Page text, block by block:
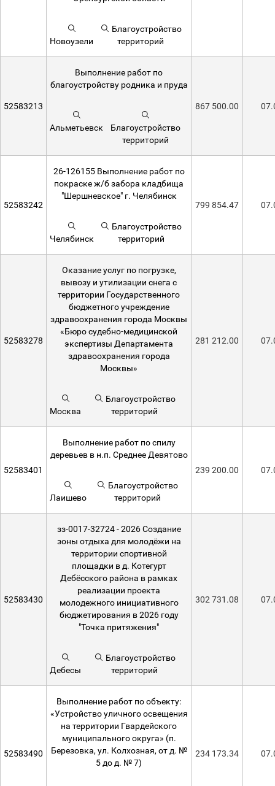
Новоузели
Благоустройство
территорий
52583213
Выполнение работ по
благоустройству родника и пруда
Альметьевск
Благоустройство
территорий
867 500.00
52583242
26-126155 Выполнение работ по
покраске ж/б забора кладбища
"Шершневское" г. Челябинск
Челябинск
Благоустройство
территорий
799 854.47
52583278
Оказание услуг по погрузке,
вывозу и утилизации снега с
территории Государственного
бюджетного учреждение
здравоохранения города Москвы
«Бюро судебно-медицинской
экспертизы Департамента
здравоохранения города
Москвы»
Москва
Благоустройство
территорий
281 212.00
52583401
Выполнение работ по спилу
деревьев в н.п. Среднее Девятово
Лаишево
Благоустройство
территорий
239 200.00
52583430
зз-0017-32724 - 2026 Создание
зоны отдыха для молодёжи на
территории спортивной
площадки в д. Котегурт
Дебёсского района в рамках
реализации проекта
молодежного инициативного
бюджетирования в 2026 году
"Точка притяжения"
Дебесы
Благоустройство
территорий
302 731.08
52583490
Выполнение работ по объекту:
«Устройство уличного освещения
на территории Гвардейского
муниципального округа» (п.
Березовка, ул. Колхозная, от д. №
5 до д. № 7)
234 173.34